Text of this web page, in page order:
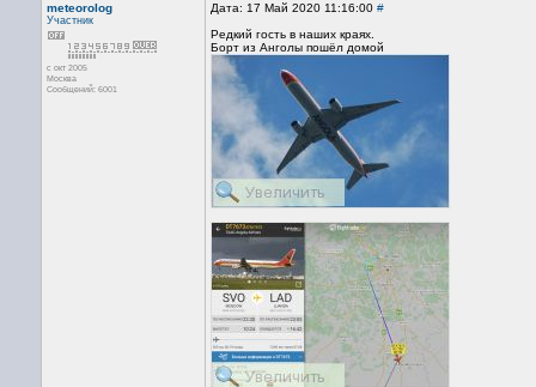
meteorolog
Участник
с окт 2005
Москва
Сообщений: 6001
Дата: 17 Май 2020 11:16:00 #
Редкий гость в наших краях.
Борт из Анголы пошёл домой